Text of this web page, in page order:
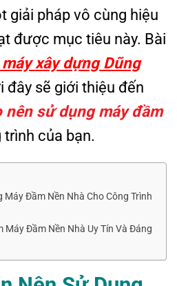
giải pháp vô cùng hiệu
được mục tiêu này. Bài
xây dựng Dũng
sẽ giới thiệu đến
nên sử dụng máy đầm
của bạn.
Máy Đầm Nền Nhà Cho Công Trình
Máy Đầm Nền Nhà Uy Tín Và Đáng